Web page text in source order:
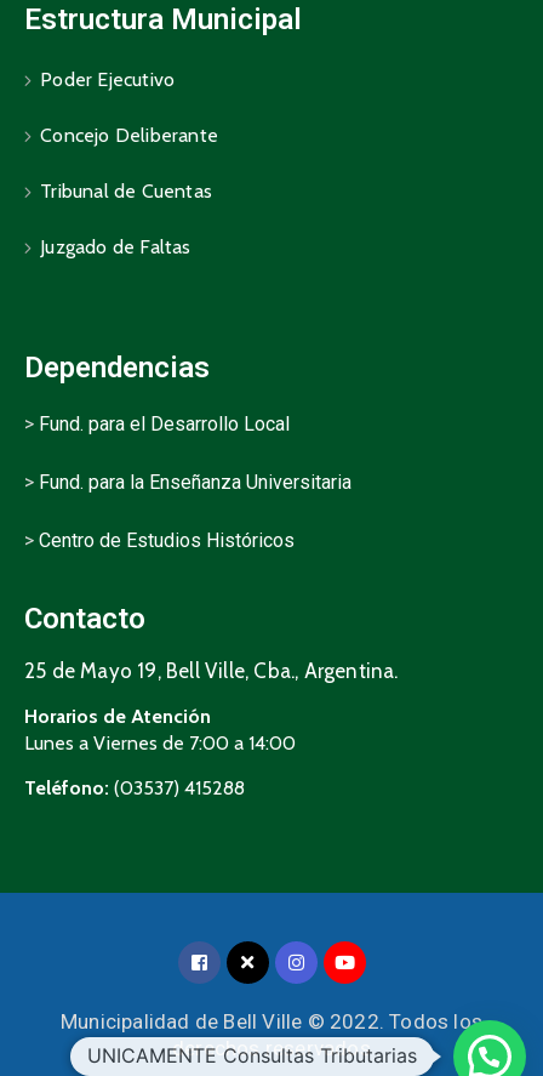
Estructura Municipal
Poder Ejecutivo
Concejo Deliberante
Tribunal de Cuentas
Juzgado de Faltas
Dependencias
> Fund. para el Desarrollo Local
> Fund. para la Enseñanza Universitaria
> Centro de Estudios Históricos
Contacto
25 de Mayo 19, Bell Ville, Cba., Argentina.
Horarios de Atención
Lunes a Viernes de 7:00 a 14:00
Teléfono: (03537) 415288
Municipalidad de Bell Ville © 2022. Todos los
derechos reservados
UNICAMENTE Consultas Tributarias